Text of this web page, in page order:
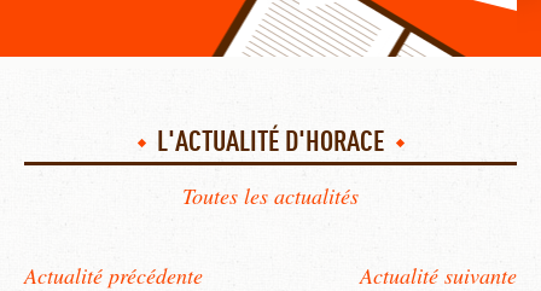
L'ACTUALITÉ D'HORACE
Toutes les actualités
Actualité précédente Actualité suivante